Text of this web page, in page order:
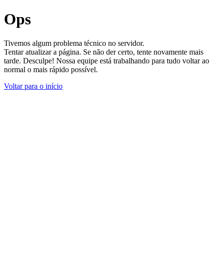
Ops
Tivemos algum problema técnico no servidor.
Tentar atualizar a página. Se não der certo, tente novamente mais
tarde. Desculpe! Nossa equipe está trabalhando para tudo voltar ao
normal o mais rápido possível.
Voltar para o início